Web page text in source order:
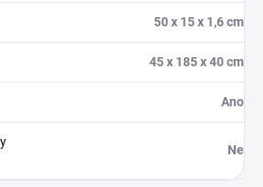
50 x 15 x 1,6 cm
45 x 185 x 40 cm
Ano
Ne